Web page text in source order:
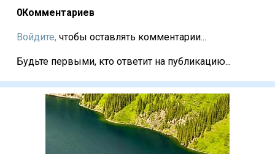
0Комментариев
Войдите, чтобы оставлять комментарии...
Будьте первыми, кто ответит на публикацию...